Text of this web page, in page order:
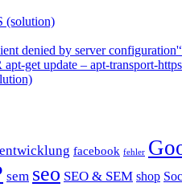
(solution)
denied by server
get update – apt-transport-
entwicklung facebook fehler
sem seo SEO & SEM shop